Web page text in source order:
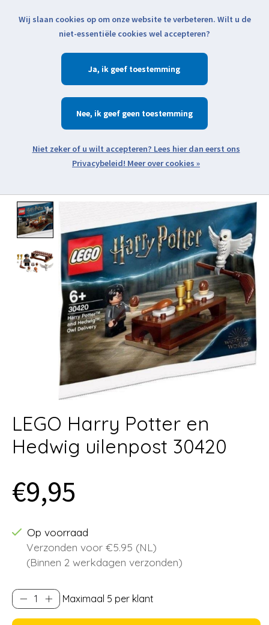
Klik voor actuele verzendinformatie...
Verlanglijst
Zoeken
Open webshop menu
LEGO Harry Potter en
Hedwig uilenpost 30420
€9,95
Op voorraad
Verzonden voor €5.95 (NL)
(Binnen 2 werkdagen verzonden)
Maximaal 5 per klant
Wij slaan cookies op om onze website te verbeteren. Wilt u de
niet-essentiële cookies wel accepteren?
Ja
Nee
Meer over cookies »